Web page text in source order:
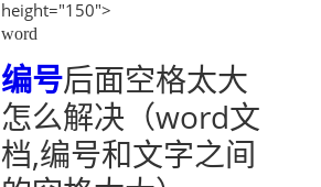
height="150">
word
编号后面空格太大
怎么解决（word文
档,编号和文字之间